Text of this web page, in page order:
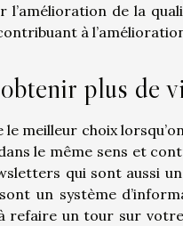
l’amélioration de la
à
plus de
meilleur choix
le même sens et
qui sont aussi
un système
refaire un tour sur